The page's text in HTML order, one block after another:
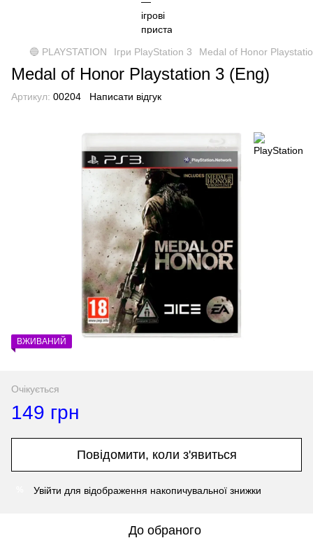
🔵 PLAYSTATION Ігри PlayStation 3 Medal of Honor
Medal of Honor Playstation 3 (Eng)
Артикул: 00204 Написати відгук
ВЖИВАНИЙ
Очікується
149 грн
Повідомити, коли з'явиться
Увійти для відображення накопичувальної знижки
До обраного